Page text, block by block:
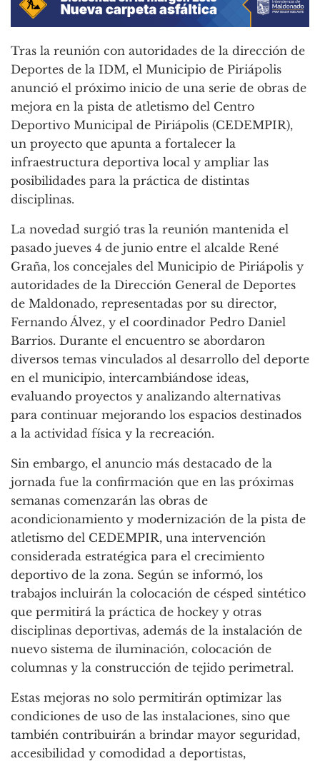
Tras la reunión con autoridades de la dirección de
Deportes de la IDM, el Municipio de Piriápolis
anunció el próximo inicio de una serie de obras de
mejora en la pista de atletismo del Centro
Deportivo Municipal de Piriápolis (CEDEMPIR),
un proyecto que apunta a fortalecer la
infraestructura deportiva local y ampliar las
posibilidades para la práctica de distintas
disciplinas.
La novedad surgió tras la reunión mantenida el
pasado jueves 4 de junio entre el alcalde René
Graña, los concejales del Municipio de Piriápolis y
autoridades de la Dirección General de Deportes
de Maldonado, representadas por su director,
Fernando Álvez, y el coordinador Pedro Daniel
Barrios. Durante el encuentro se abordaron
diversos temas vinculados al desarrollo del deporte
en el municipio, intercambiándose ideas,
evaluando proyectos y analizando alternativas
para continuar mejorando los espacios destinados
a la actividad física y la recreación.
Sin embargo, el anuncio más destacado de la
jornada fue la confirmación que en las próximas
semanas comenzarán las obras de
acondicionamiento y modernización de la pista de
atletismo del CEDEMPIR, una intervención
considerada estratégica para el crecimiento
deportivo de la zona. Según se informó, los
trabajos incluirán la colocación de césped sintético
que permitirá la práctica de hockey y otras
disciplinas deportivas, además de la instalación de
nuevo sistema de iluminación, colocación de
columnas y la construcción de tejido perimetral.
Estas mejoras no solo permitirán optimizar las
condiciones de uso de las instalaciones, sino que
también contribuirán a brindar mayor seguridad,
accesibilidad y comodidad a deportistas,